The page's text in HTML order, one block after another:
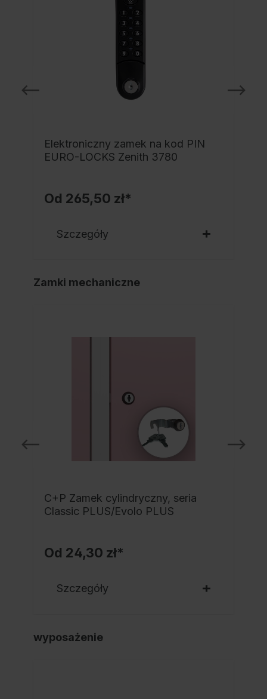
Elektroniczny zamek na kod PIN
EURO-LOCKS Zenith 3780
Od 265,50 zł*
Szczegóły
Zamki mechaniczne
C+P Zamek cylindryczny, seria
Classic PLUS/Evolo PLUS
Od 24,30 zł*
Szczegóły
wyposażenie